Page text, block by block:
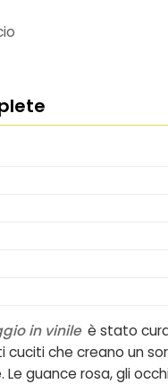
in vinile è stato
che creano un
guance rosa, gli